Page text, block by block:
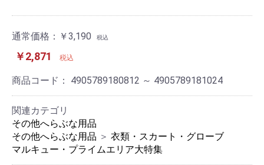
通常価格： ￥3,190 税込
￥2,871 税込
商品コード： 4905789180812 ～ 4905789181024
関連カテゴリ
その他へらぶな用品
その他へらぶな用品 ＞ 衣類・スカート・グローブ
マルキュー・プライムエリア大特集